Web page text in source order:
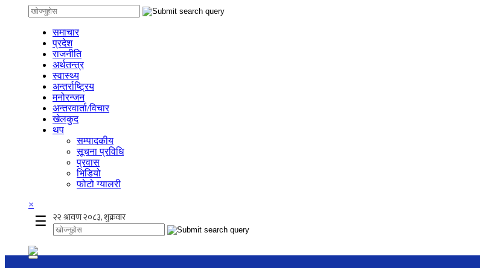
समाचार
प्रदेश
राजनीति
अर्थतन्त्र
स्वास्थ्य
अन्तर्राष्ट्रिय
मनोरन्जन
अन्तरवार्ता/विचार
खेलकुद
थप
सम्पादकीय
सूचना प्रविधि
प्रवास
भिडियो
फोटो ग्यालरी
×
☰